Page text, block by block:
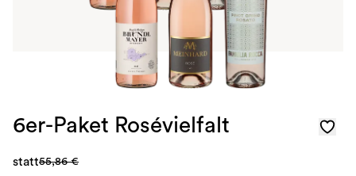
6er-Paket Rosévielfalt
statt55,86 €